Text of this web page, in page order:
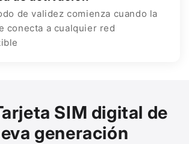
de validez comienza cuando la
conecta a cualquier red
SIM digital de
generación